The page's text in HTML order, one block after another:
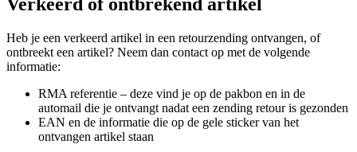
Verkeerd of ontbrekend artikel
Heb je een verkeerd artikel in een retourzending ontvangen, of
ontbreekt een artikel? Neem dan contact op met de volgende
informatie:
RMA referentie – deze vind je op de pakbon en in de
automail die je ontvangt nadat een zending retour is gezonden
EAN en de informatie die op de gele sticker van het
ontvangen artikel staan